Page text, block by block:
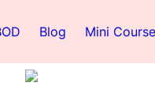
Blog Mini